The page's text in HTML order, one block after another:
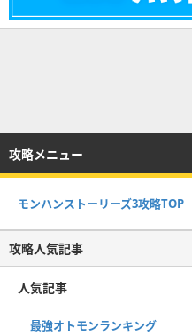
攻略メニュー
モンハンストーリーズ3攻略TOP
攻略人気記事
人気記事
最強オトモンランキング